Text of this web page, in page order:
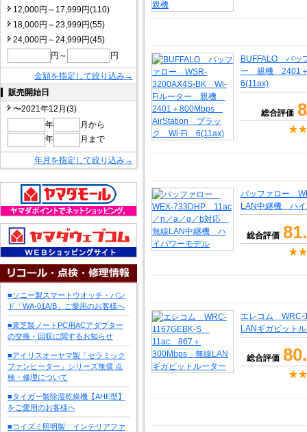
12,000円～17,999円(110)
18,000円～23,999円(55)
24,000円～24,999円(45)
円～
円
金額を指定して絞り込み→
販売開始日
〜2021年12月(3)
年
月から
年
月まで
年月を指定して絞り込み→
■ソニー製スマートウオッチ・バン
ド「WA-01A/B」ご愛用のお客様へ
■東芝製ノートPC用ACアダプター
の交換・回収に関するお知らせ
■アイリスオーヤマ製「セラミック
ファンヒーター」シリーズ無償 点
検・修理について
■タイガー製除湿乾燥機【AHE型】
をご愛用のお客様へ
■コイズミ照明製 インテリアファ
BUFFALO バッ
ー 親機 2401
6(11ax)
総合評価
バッファロー
LAN中継機 ハイ
総合評価
エレコム
LANギガビット
総合評価